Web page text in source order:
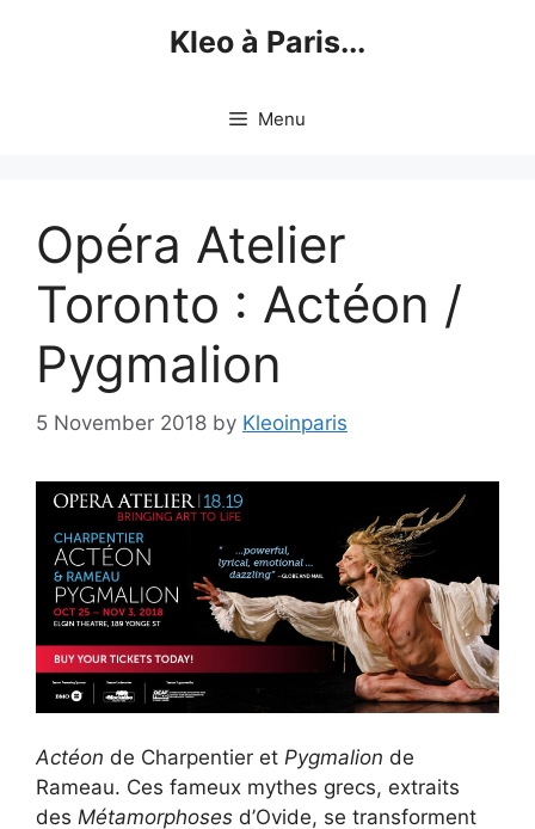
Kleo à Paris...
Menu
Opéra Atelier
Toronto : Actéon /
Pygmalion
5 November 2018 by Kleoinparis
Actéon de Charpentier et Pygmalion de
Rameau. Ces fameux mythes grecs, extraits
des Métamorphoses d’Ovide, se transforment